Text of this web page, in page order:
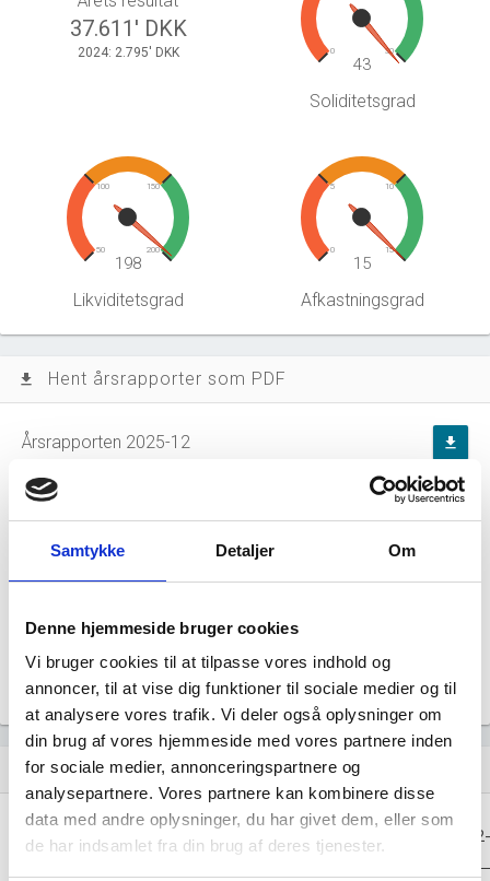
Samtykke Detaljer Om
Denne hjemmeside bruger cookies
Vi bruger cookies til at tilpasse vores indhold og
annoncer, til at vise dig funktioner til sociale medier og til
at analysere vores trafik. Vi deler også oplysninger om
din brug af vores hjemmeside med vores partnere inden
for sociale medier, annonceringspartnere og
analysepartnere. Vores partnere kan kombinere disse
data med andre oplysninger, du har givet dem, eller som
de har indsamlet fra din brug af deres tjenester.
37.611' DKK
2024: 2.795' DKK 0 30
43
Soliditetsgrad
50
100 150
200
198
Likviditetsgrad
0
5 10
15
15
Afkastningsgrad
file_download Hent årsrapporter som PDF
Årsrapporten 2025-12 file_download
Årsrapporten 2024-12 file_download
Årsrapporten 2023-12
Årsrapporten 2021-12
assignment Regnskaber
Resultat i 1000
DKK
2025-12 2024-12